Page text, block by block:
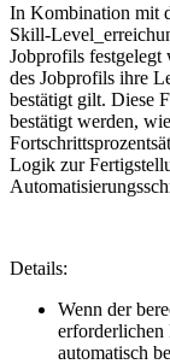
In Kombination mit
Skill-
Jobprofils festgelegt
des Jobprofils ihre
bestätigt gilt. Diese
bestätigt werden,
Logik zur
Details:
Wenn der
erforderlichen
automatisch